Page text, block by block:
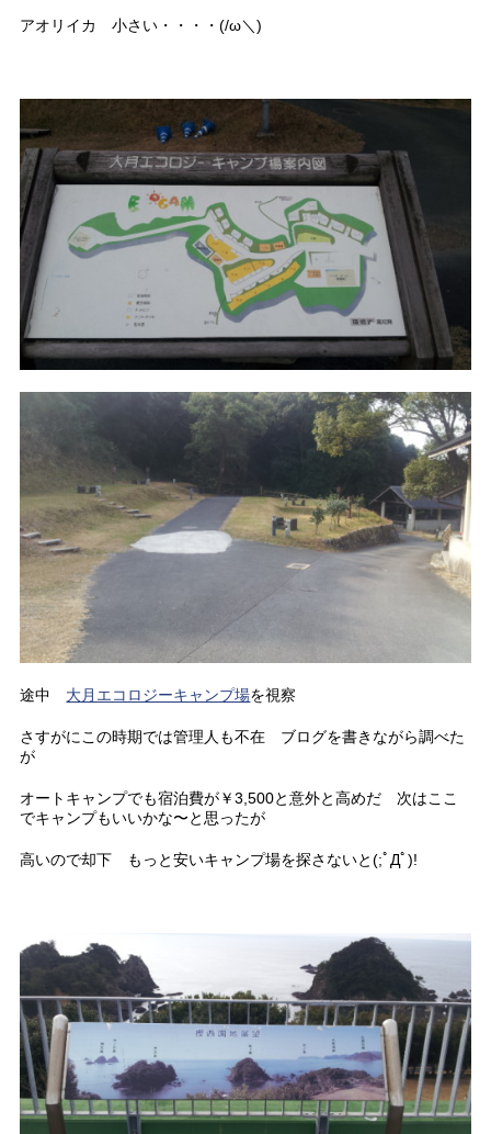
アオリイカ 小さい・・・・(/ω＼)
途中 大月エコロジーキャンプ場を視察
さすがにこの時期では管理人も不在 ブログを書きながら調べた
が
オートキャンプでも宿泊費が￥3,500と意外と高めだ 次はここ
でキャンプもいいかな〜と思ったが
高いので却下 もっと安いキャンプ場を探さないと(;ﾟДﾟ)!